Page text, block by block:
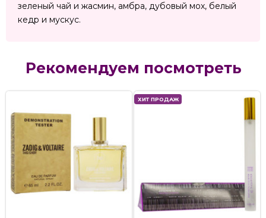
зеленый чай и жасмин, амбра, дубовый мох, белый
кедр и мускус.
Рекомендуем посмотреть
ХИТ ПРОДАЖ